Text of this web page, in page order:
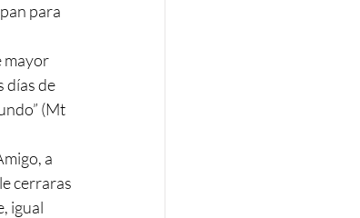
para
días de
(Mt
a
cerraras
igual